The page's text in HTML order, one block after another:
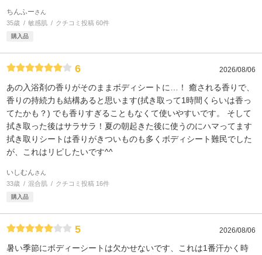
ちんふーさん
35歳 敏感肌 クチコミ投稿 60件
購入品
6 2026/08/06
あの入浴剤の香りがそのままボディシートに…！ 癒される香りで、
香りの持続力も結構あると思います(拭き取って1時間くらいは香っ
てたかも？) でも香りすぎることもなくて使いやすいです。 そして
拭き取った後はサラサラ！夏の朝起きた後に使うのにハマってます
拭き取りシートは香りがきついものも多くボディシート難民でした
が、これはリピしたいです^^
いしむんさん
33歳 混合肌 クチコミ投稿 16件
購入品
5 2026/08/06
暑い季節にボディーシートは欠かせないです、これは1番汗かく時